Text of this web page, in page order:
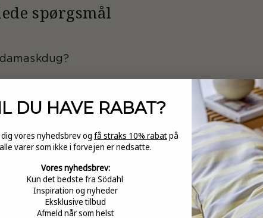
spørgsmål
mange en damask dug til borddækningen?
du damaskduge i hverdagen og til gæster?
du den rigtige størrelse damaskdug?
DU HAVE RABAT?
vores nyhedsbrev og få straks 10% rabatpå
alle varer som ikke i forvejen er nedsatte.
Vores nyhedsbrev:
Kun det bedste fra Södahl
Inspiration og nyheder
Eksklusive tilbud
Afmeld når som helst